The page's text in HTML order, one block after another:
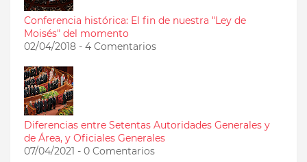
Conferencia histórica: El fin de nuestra "Ley de
Moisés" del momento
02/04/2018 - 4 Comentarios
Diferencias entre Setentas Autoridades Generales y
de Área, y Oficiales Generales
07/04/2021 - 0 Comentarios